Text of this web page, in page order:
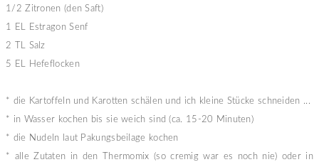
1/2 Zitronen (den Saft)
1 EL Estragon Senf
2 TL Salz
5 EL Hefeflocken
* die Kartoffeln und Karotten schälen und ich kleine Stücke schneiden ...
* in Wasser kochen bis sie weich sind (ca. 15-20 Minuten)
* die Nudeln laut Pakungsbeilage kochen
* alle Zutaten in den Thermomix (so cremig war es noch nie) oder in